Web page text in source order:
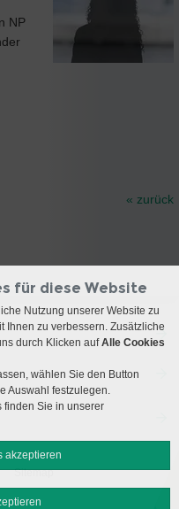
NP
« zurück
Sitemap
für diese Website
Nutzung unserer Website zu
Ihnen zu verbessern. Zusätzliche
durch Klicken aufAlle Cookies
wählen Sie den Button
Auswahl festzulegen.
finden Sie in unserer
akzeptieren